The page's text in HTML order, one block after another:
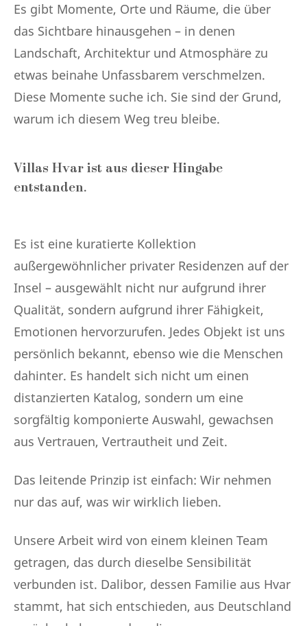
Es gibt Momente, Orte und Räume, die über
das Sichtbare hinausgehen – in denen
Landschaft, Architektur und Atmosphäre zu
etwas beinahe Unfassbarem verschmelzen.
Diese Momente suche ich. Sie sind der Grund,
warum ich diesem Weg treu bleibe.
Villas Hvar ist aus dieser Hingabe
entstanden.
Es ist eine kuratierte Kollektion
außergewöhnlicher privater Residenzen auf der
Insel – ausgewählt nicht nur aufgrund ihrer
Qualität, sondern aufgrund ihrer Fähigkeit,
Emotionen hervorzurufen. Jedes Objekt ist uns
persönlich bekannt, ebenso wie die Menschen
dahinter. Es handelt sich nicht um einen
distanzierten Katalog, sondern um eine
sorgfältig komponierte Auswahl, gewachsen
aus Vertrauen, Vertrautheit und Zeit.
Das leitende Prinzip ist einfach: Wir nehmen
nur das auf, was wir wirklich lieben.
Unsere Arbeit wird von einem kleinen Team
getragen, das durch dieselbe Sensibilität
verbunden ist. Dalibor, dessen Familie aus Hvar
stammt, hat sich entschieden, aus Deutschland